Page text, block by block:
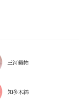
三河織物
知多木綿